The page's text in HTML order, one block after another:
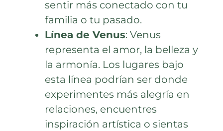
sentir más conectado con tu
familia o tu pasado.
Línea de Venus: Venus
representa el amor, la belleza y
la armonía. Los lugares bajo
esta línea podrían ser donde
experimentes más alegría en
relaciones, encuentres
inspiración artística o sientas